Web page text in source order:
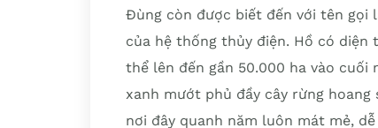
Đùng còn được biết đến với tên gọi
của hệ thống thủy điện. Hồ có diện
thể lên đến gần 50.000 ha vào cuối
xanh mướt phủ đầy cây rừng hoang
nơi đây quanh năm luôn mát mẻ,